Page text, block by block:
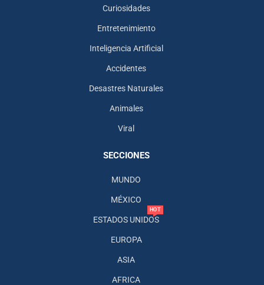
Curiosidades
Entretenimiento
Inteligencia Artificial
Accidentes
Desastres Naturales
Animales
Viral
SECCIONES
MUNDO
MÉXICO
ESTADOS UNIDOS
HOT
EUROPA
ASIA
AFRICA